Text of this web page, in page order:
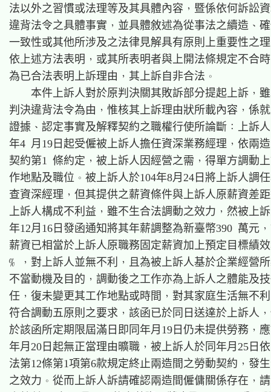
法以外之習慣或法理等及其具體內容，暨係依何訴訟
違背法令之具體事實，並具體敘述為從事法之續造、
一致性或其他所涉及之法律見解具有原則上重要性之
依上述方法表明，或其所表明者與上開法條規定不合
為已合法表明上訴理由，其上訴自非合法。
本件上訴人對於原判決關其敗訴部分提起上訴，
判決違背法令為由，惟核其上訴理由狀所載內容，係
證據、認定事實及解釋契約之職權行使所論斷：上訴
年4 月19日起受僱被上訴人擔任資深業務經理，依兩
契約第1 條約定，被上訴人因經營之需，得單方調動
作地點及職位。被上訴人於104年8月24日將上訴人調
查資深經理，但其提供之薪資條件與上訴人原薪資差
上訴人構成不利益，雖不生合法調動之效力，然被上
年12月16日發函通知將其年薪調整為新臺幣390 萬元
薪資已相當於上訴人原職務固定薪資加上預定目標績
% ，對上訴人並無不利，且為被上訴人基於企業經營
不當動機及目的，調動後之工作亦為上訴人之體能及
任，復未變更其工作地點或時間，對其家庭生活無不
符合調動五原則之要求，該函已於同日送達於上訴人
於該函所定期限屆滿日即同年月19日仍未提供勞務，
年月20日起無正當理由曠職，被上訴人於同年月25日
法第12條第1項第6款規定終止兩造間之勞動契約，發
之效力。從而上訴人訴請確認兩造間僱傭關係存在，